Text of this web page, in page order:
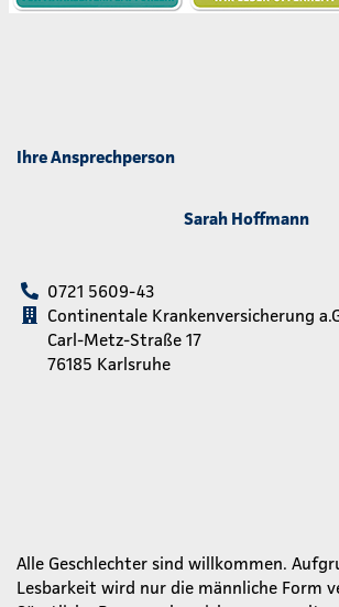
Ihre Ansprechperson
Sarah Hoffmann
0721 5609-43
Continentale Krankenversicherung
Carl-Metz-Straße 17
76185 Karlsruhe
Alle Geschlechter sind willkommen.
Lesbarkeit wird nur die männliche Form